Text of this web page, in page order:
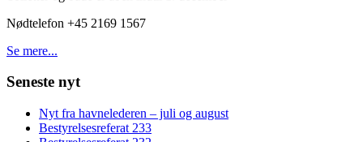
Nødtelefon +45 2169 1567
Se mere...
Seneste nyt
Nyt fra havnelederen – juli og august
Bestyrelsesreferat 233